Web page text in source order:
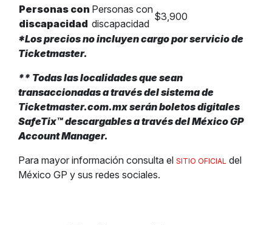
Personas con
discapacidad
Personas con
discapacidad
$3,900
*Los precios no incluyen cargo por servicio de
Ticketmaster.
** Todas las localidades que sean
transaccionadas a través del sistema de
Ticketmaster.com.mx serán boletos digitales
SafeTix™ descargables a través del México GP
Account Manager.
Para mayor información consulta el SITIO OFICIAL del
México GP y sus redes sociales.